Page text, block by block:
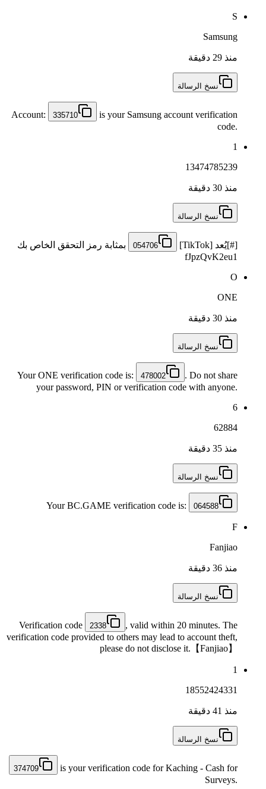
S
Samsung
منذ 29 دقيقة
نسخ الرسالة
Account: 335710
is your Samsung account verification
code.
1
13474785239
منذ 30 دقيقة
نسخ الرسالة
[#]يُعد [TikTok] 054706
بمثابة رمز التحقق الخاص بك
fJpzQvK2eu1
O
ONE
منذ 30 دقيقة
نسخ الرسالة
Your ONE verification code is: 478002
. Do not share
your password, PIN or verification code with anyone.
6
62884
منذ 35 دقيقة
نسخ الرسالة
Your BC.GAME verification code is: 064588
F
Fanjiao
منذ 36 دقيقة
نسخ الرسالة
Verification code 2338
, valid within 20 minutes. The
verification code provided to others may lead to account theft,
please do not disclose it.【Fanjiao】
1
18552424331
منذ 41 دقيقة
نسخ الرسالة
374709
is your verification code for Kaching - Cash for
Surveys.